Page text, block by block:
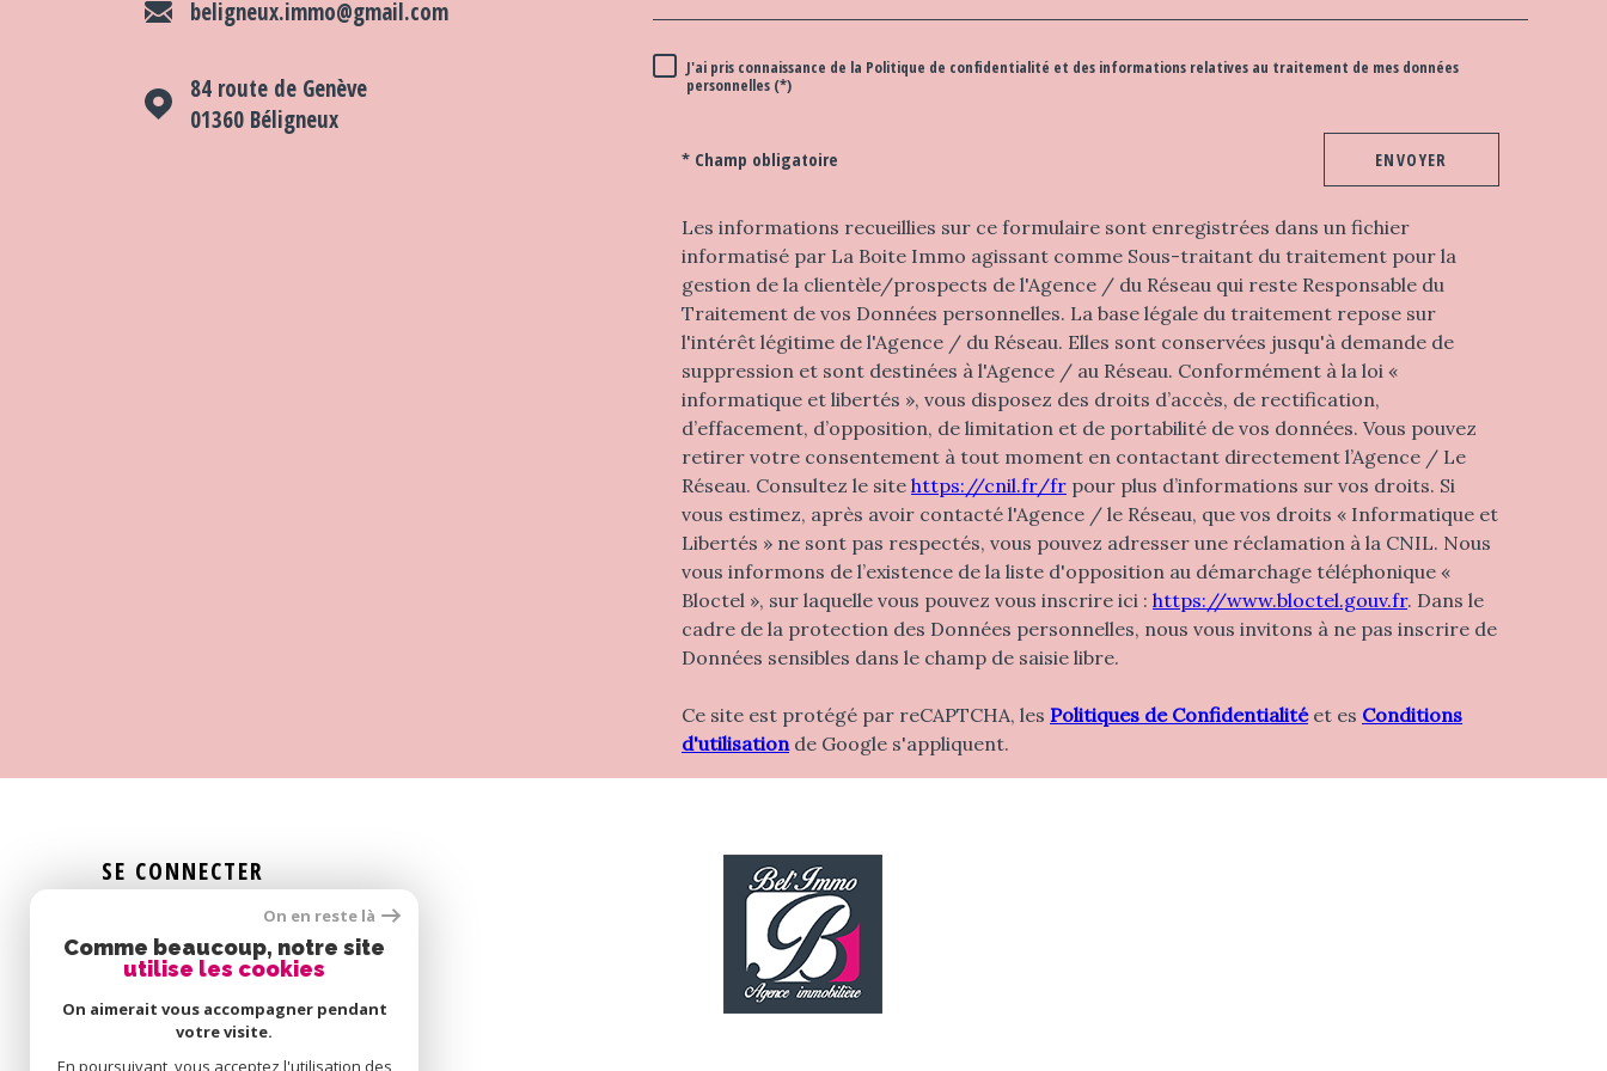
beligneux.immo@gmail.com
84 route de Genève
01360 Béligneux
RÈGLEMENTATION
J'ai pris connaissance de la Politique de confidentialité et des informations relatives au traitement de mes données
personnelles (*)
* Champ obligatoire ENVOYER
Les informations recueillies sur ce formulaire sont enregistrées dans un fichier
informatisé par La Boite Immo agissant comme Sous-traitant du traitement pour la
gestion de la clientèle/prospects de l'Agence / du Réseau qui reste Responsable du
Traitement de vos Données personnelles. La base légale du traitement repose sur
l'intérêt légitime de l'Agence / du Réseau. Elles sont conservées jusqu'à demande de
suppression et sont destinées à l'Agence / au Réseau. Conformément à la loi «
informatique et libertés », vous disposez des droits d’accès, de rectification,
d’effacement, d’opposition, de limitation et de portabilité de vos données. Vous pouvez
retirer votre consentement à tout moment en contactant directement l’Agence / Le
Réseau. Consultez le site https://cnil.fr/fr pour plus d’informations sur vos droits. Si
vous estimez, après avoir contacté l'Agence / le Réseau, que vos droits « Informatique et
Libertés » ne sont pas respectés, vous pouvez adresser une réclamation à la CNIL. Nous
vous informons de l’existence de la liste d'opposition au démarchage téléphonique «
Bloctel », sur laquelle vous pouvez vous inscrire ici : https://www.bloctel.gouv.fr. Dans le
cadre de la protection des Données personnelles, nous vous invitons à ne pas inscrire de
Données sensibles dans le champ de saisie libre.
Ce site est protégé par reCAPTCHA, les Politiques de Confidentialitéet es Conditions
d'utilisationde Google s'appliquent.
SE CONNECTER
ESPACE PROPRIÉTAIRE
On en reste là
Comme beaucoup, notre site
utilise les cookies
On aimerait vous accompagner pendant
votre visite.
En poursuivant, vous acceptez l'utilisation des